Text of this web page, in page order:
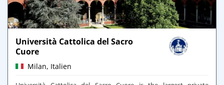
Università Cattolica del Sacro
Cuore
Milan, Italien